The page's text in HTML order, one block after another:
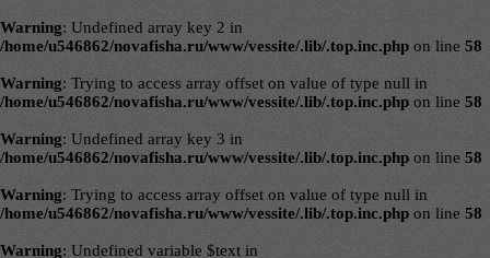
Warning: Undefined array key 2 in
/home/u546862/novafisha.ru/www/vessite/.lib/.top.inc.php on line 58
Warning: Trying to access array offset on value of type null in
/home/u546862/novafisha.ru/www/vessite/.lib/.top.inc.php on line 58
Warning: Undefined array key 3 in
/home/u546862/novafisha.ru/www/vessite/.lib/.top.inc.php on line 58
Warning: Trying to access array offset on value of type null in
/home/u546862/novafisha.ru/www/vessite/.lib/.top.inc.php on line 58
Warning: Undefined variable $text in